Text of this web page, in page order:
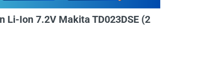
Li-Ion 7.2V Makita TD023DSE (2